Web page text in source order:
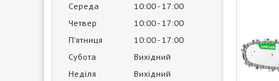
Середа
10:00 17:00
Четвер
10:00 17:00
Пʼятниця
10:00 17:00
Субота
Вихідний
Неділя
Вихідний